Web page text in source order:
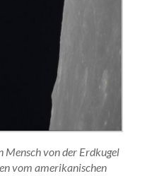
Mensch von der Erdkugel
vom amerikanischen